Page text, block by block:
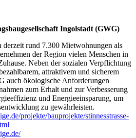
Ingolstadt (GWG)
rund 7.300 Mietwohnungen als
der Region vielen Menschen in
Neben der sozialen Verpflichtung
attraktivem und sicherem
auch ökologische Anforderungen
zum Erhalt und zur Verbesserung
und Energieeinsparung, um
zu gewährleisten.
projekte/bauprojekte/stinnesstrasse-